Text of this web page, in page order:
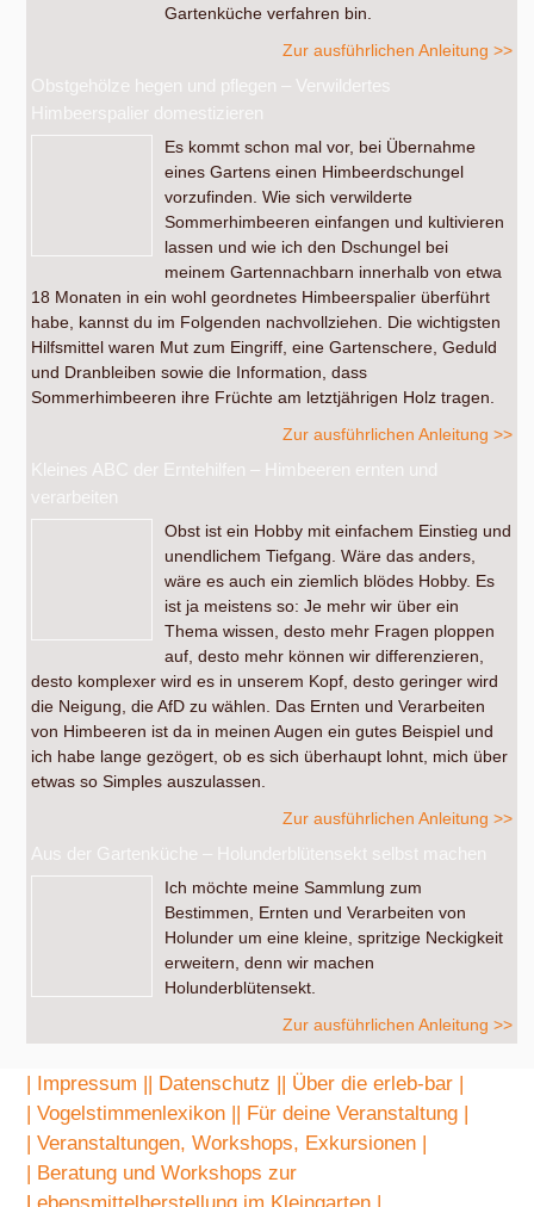
Gartenküche verfahren bin.
Zur ausführlichen Anleitung >>
Obstgehölze hegen und pflegen – Verwildertes
Himbeerspalier domestizieren
Es kommt schon mal vor, bei Übernahme
eines Gartens einen Himbeerdschungel
vorzufinden. Wie sich verwilderte
Sommerhimbeeren einfangen und kultivieren
lassen und wie ich den Dschungel bei
meinem Gartennachbarn innerhalb von etwa
18 Monaten in ein wohl geordnetes Himbeerspalier überführt
habe, kannst du im Folgenden nachvollziehen. Die wichtigsten
Hilfsmittel waren Mut zum Eingriff, eine Gartenschere, Geduld
und Dranbleiben sowie die Information, dass
Sommerhimbeeren ihre Früchte am letztjährigen Holz tragen.
Zur ausführlichen Anleitung >>
Kleines ABC der Erntehilfen – Himbeeren ernten und
verarbeiten
Obst ist ein Hobby mit einfachem Einstieg und
unendlichem Tiefgang. Wäre das anders,
wäre es auch ein ziemlich blödes Hobby. Es
ist ja meistens so: Je mehr wir über ein
Thema wissen, desto mehr Fragen ploppen
auf, desto mehr können wir differenzieren,
desto komplexer wird es in unserem Kopf, desto geringer wird
die Neigung, die AfD zu wählen. Das Ernten und Verarbeiten
von Himbeeren ist da in meinen Augen ein gutes Beispiel und
ich habe lange gezögert, ob es sich überhaupt lohnt, mich über
etwas so Simples auszulassen.
Zur ausführlichen Anleitung >>
Aus der Gartenküche – Holunderblütensekt selbst machen
Ich möchte meine Sammlung zum
Bestimmen, Ernten und Verarbeiten von
Holunder um eine kleine, spritzige Neckigkeit
erweitern, denn wir machen
Holunderblütensekt.
Zur ausführlichen Anleitung >>
| Impressum | | Datenschutz |
| Über die erleb-bar |
| Vogelstimmenlexikon |
| Für deine Veranstaltung |
| Veranstaltungen, Workshops, Exkursionen |
| Beratung und Workshops zur